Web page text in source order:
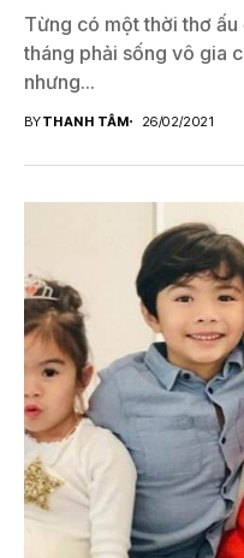
Từng có một thời thơ
tháng phải sống vô gia
nhưng...
BYTHANH TÂM 26/02/2021